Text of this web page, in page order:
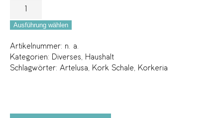
Ausführung wählen
Artikelnummer: n. a.
Kategorien: Diverses, Haushalt
Schlagwörter: Artelusa, Kork Schale, Korkeria